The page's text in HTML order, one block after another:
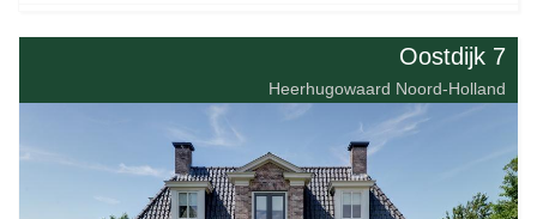
Oostdijk 7
Heerhugowaard Noord-Holland